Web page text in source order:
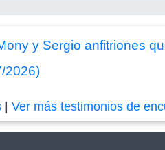
y Sergio anfitriones
2026)
|Ver más testimonios de